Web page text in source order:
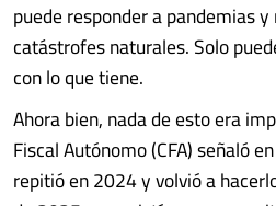
puede responder a pandemias
catástrofes naturales. Solo
con lo que tiene.
Ahora bien, nada de esto era
Fiscal Autónomo (CFA) señaló
repitió en 2024 y volvió a